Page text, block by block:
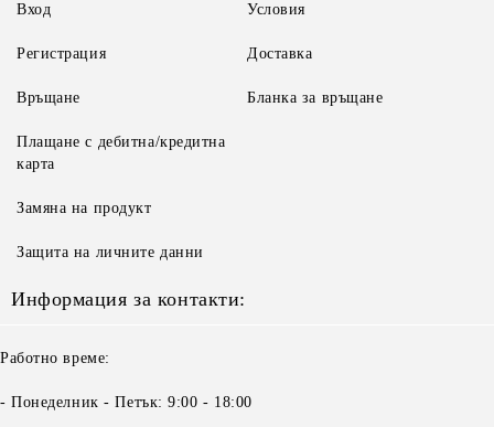
Вход
Регистрация
Условия
Доставка
Връщане
Плащане с дебитна/кредитна
карта
Замяна на продукт
Защита на личните данни
Бланка за връщане
Информация за контакти:
Работно време:
- Понеделник - Петък: 9:00 - 18:00